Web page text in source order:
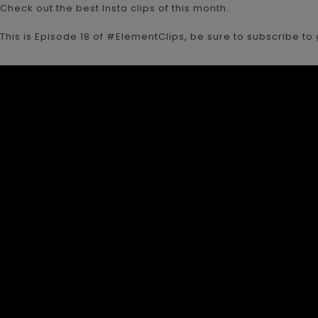
Check out the best Insta clips of this month.
This is Episode 18 of #ElementClips, be sure to subscribe to